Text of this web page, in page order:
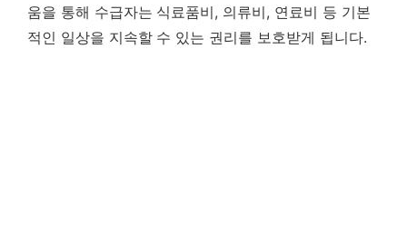
움을 통해 수급자는 식료품비, 의류비, 연료비 등 기본
적인 일상을 지속할 수 있는 권리를 보호받게 됩니다.